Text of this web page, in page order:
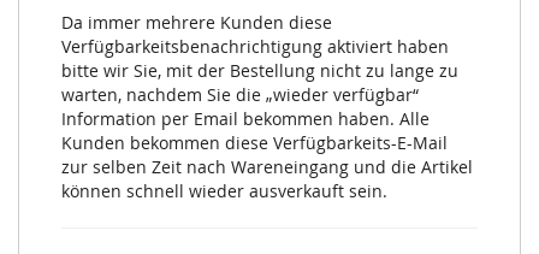
Da immer mehrere Kunden diese
Verfügbarkeitsbenachrichtigung aktiviert haben
bitte wir Sie, mit der Bestellung nicht zu lange zu
warten, nachdem Sie die „wieder verfügbar“
Information per Email bekommen haben. Alle
Kunden bekommen diese Verfügbarkeits-E-Mail
zur selben Zeit nach Wareneingang und die Artikel
können schnell wieder ausverkauft sein.